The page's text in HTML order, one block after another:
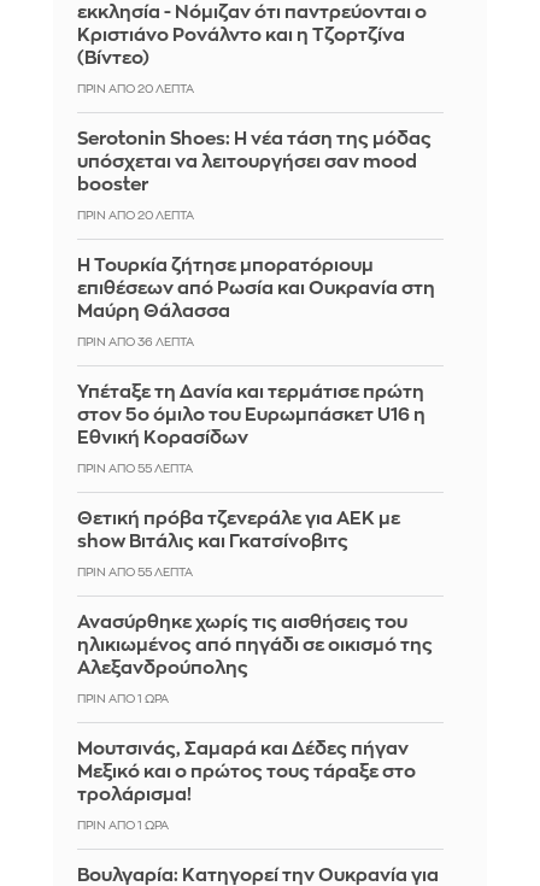
εκκλησία - Νόμιζαν ότι παντρεύονται ο
Κριστιάνο Ρονάλντο και η Τζορτζίνα
(Βίντεο)
ΠΡΙΝ ΑΠΌ 20 ΛΕΠΤΆ
Serotonin Shoes: Η νέα τάση της μόδας
υπόσχεται να λειτουργήσει σαν mood
booster
ΠΡΙΝ ΑΠΌ 20 ΛΕΠΤΆ
Η Τουρκία ζήτησε μπορατόριουμ
επιθέσεων από Ρωσία και Ουκρανία στη
Μαύρη Θάλασσα
ΠΡΙΝ ΑΠΌ 36 ΛΕΠΤΆ
Υπέταξε τη Δανία και τερμάτισε πρώτη
στον 5ο όμιλο του Ευρωμπάσκετ U16 η
Εθνική Κορασίδων
ΠΡΙΝ ΑΠΌ 55 ΛΕΠΤΆ
Θετική πρόβα τζενεράλε για ΑΕΚ με
show Βιτάλις και Γκατσίνοβιτς
ΠΡΙΝ ΑΠΌ 55 ΛΕΠΤΆ
Ανασύρθηκε χωρίς τις αισθήσεις του
ηλικιωμένος από πηγάδι σε οικισμό της
Αλεξανδρούπολης
ΠΡΙΝ ΑΠΌ 1 ΏΡΑ
Μουτσινάς, Σαμαρά και Δέδες πήγαν
Μεξικό και ο πρώτος τους τάραξε στο
τρολάρισμα!
ΠΡΙΝ ΑΠΌ 1 ΏΡΑ
Βουλγαρία: Κατηγορεί την Ουκρανία για